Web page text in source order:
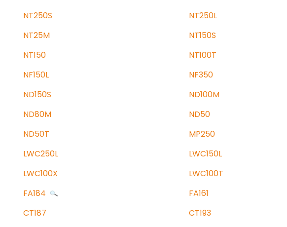
NT250S NT250L
NT25M NT150S
NT150 NT100T
NF150L NF350
ND150S ND100M
ND80M ND50
ND50T MP250
LWC250L LWC150L
LWC100X LWC100T
FA184 FA161
CT187 CT193